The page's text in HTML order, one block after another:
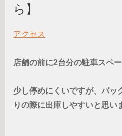
ら】
アクセス
店舗の前に2台分の駐車スペ
少し停めにくいですが、バッ
りの際に出庫しやすいと思い